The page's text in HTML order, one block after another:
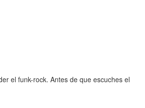
el funk-rock. Antes de que escuches el